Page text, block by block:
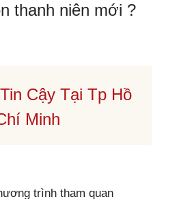
thanh niên mới ?
Cậy Tại Tp Hồ
Minh
trình tham quan